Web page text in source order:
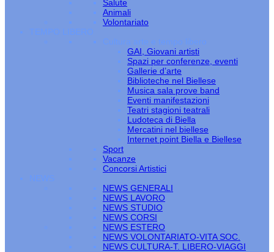
Salute
Animali
Volontariato
TEMPO LIBERO
Cultura arte e tempo libero
GAI, Giovani artisti
Spazi per conferenze, eventi
Gallerie d’arte
Biblioteche nel Biellese
Musica sala prove band
Eventi manifestazioni
Teatri stagioni teatrali
Ludoteca di Biella
Mercatini nel biellese
Internet point Biella e Biellese
Sport
Vacanze
Concorsi Artistici
NEWS
NEWS GENERALI
NEWS LAVORO
NEWS STUDIO
NEWS CORSI
NEWS ESTERO
NEWS VOLONTARIATO-VITA SOC.
NEWS CULTURA-T. LIBERO-VIAGGI